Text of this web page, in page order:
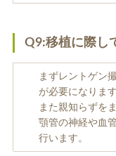
Q9:移植に際し
まずレントゲン
が必要になります
また親知らずを
顎管の神経や血
行います。